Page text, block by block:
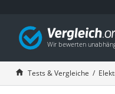
Tests & Vergleiche